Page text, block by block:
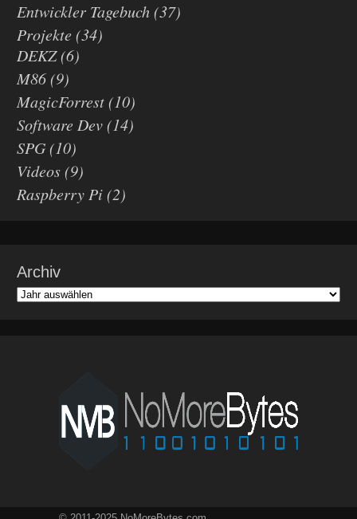
Entwickler Tagebuch(37)
Projekte(34)
DEKZ(6)
M86(9)
MagicForrest(10)
Software Dev(14)
SPG(10)
Videos(9)
Raspberry Pi(2)
Archiv